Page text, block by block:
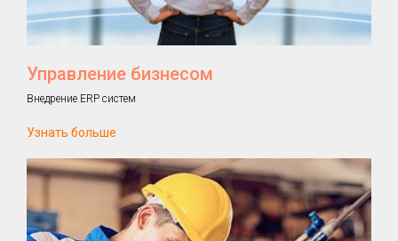
Управление бизнесом
Внедрение ERP систем
Узнать больше